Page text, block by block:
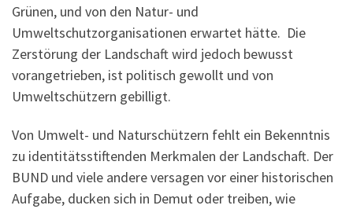
Grünen, und von den Natur- und
Umweltschutzorganisationen erwartet hätte. Die
Zerstörung der Landschaft wird jedoch bewusst
vorangetrieben, ist politisch gewollt und von
Umweltschützern gebilligt.
Von Umwelt- und Naturschützern fehlt ein Bekenntnis
zu identitäts­stiftenden Merkmalen der Landschaft. Der
BUND und viele andere versagen vor einer historischen
Aufgabe, ducken sich in Demut oder treiben, wie